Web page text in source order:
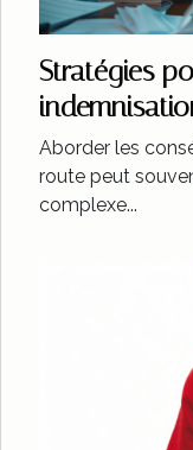
Stratégies
la route
Aborder les
route peut
complexe...